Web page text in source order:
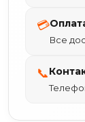
💳
Все
📞